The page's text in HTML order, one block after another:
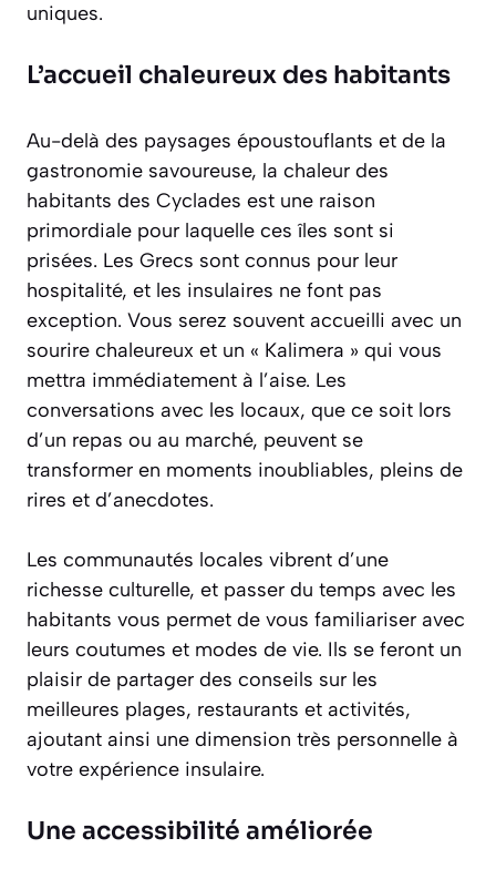
uniques.
L’accueil chaleureux des habitants
Au-delà des paysages époustouflants et de la
gastronomie savoureuse, la chaleur des
habitants des Cyclades est une raison
primordiale pour laquelle ces îles sont si
prisées. Les Grecs sont connus pour leur
hospitalité, et les insulaires ne font pas
exception. Vous serez souvent accueilli avec un
sourire chaleureux et un « Kalimera » qui vous
mettra immédiatement à l’aise. Les
conversations avec les locaux, que ce soit lors
d’un repas ou au marché, peuvent se
transformer en moments inoubliables, pleins de
rires et d’anecdotes.
Les communautés locales vibrent d’une
richesse culturelle, et passer du temps avec les
habitants vous permet de vous familiariser avec
leurs coutumes et modes de vie. Ils se feront un
plaisir de partager des conseils sur les
meilleures plages, restaurants et activités,
ajoutant ainsi une dimension très personnelle à
votre expérience insulaire.
Une accessibilité améliorée